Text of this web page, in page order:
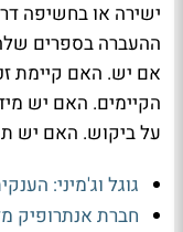
אם יש. האם קיימת
הקיימים. האם יש
על ביקוש. האם יש
גוגל וג'מיני:
חברת אנתרופיק